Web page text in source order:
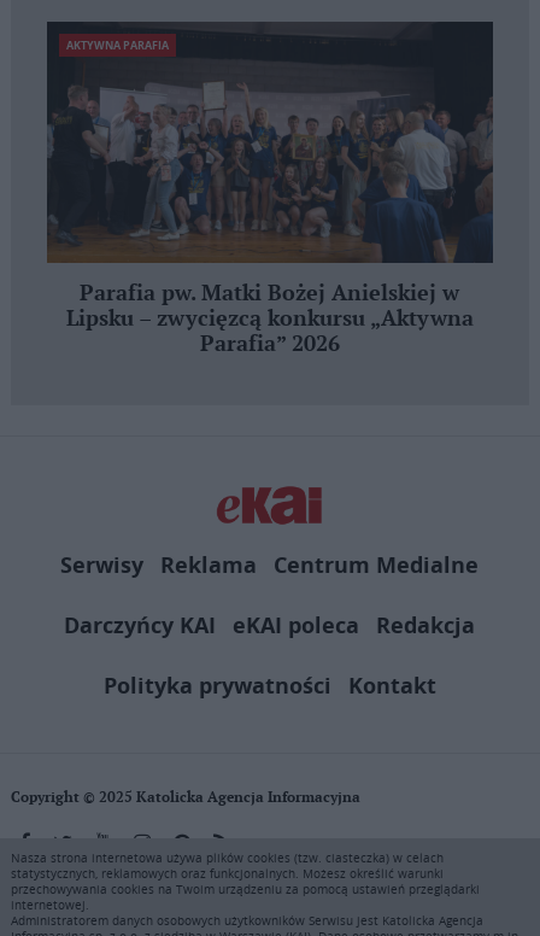
AKTYWNA PARAFIA
Parafia pw. Matki Bożej Anielskiej w
Lipsku – zwycięzcą konkursu „Aktywna
Parafia” 2026
Serwisy Reklama
Centrum Medialne
Darczyńcy KAI
eKAI poleca
Redakcja
Polityka prywatności
Kontakt
Copyright © 2025 Katolicka Agencja Informacyjna
KAI zastrzega wszelkie prawa do serwisu. Użytkownicy mogą pobierać
i drukować fragmenty zawartości serwisu internetowego www.ekai.pl
wyłącznie do użytku osobistego. Publikacja, rozpowszechnianie
Nasza strona internetowa używa plików cookies (tzw. ciasteczka) w celach
statystycznych, reklamowych oraz funkcjonalnych. Możesz określić warunki
przechowywania cookies na Twoim urządzeniu za pomocą ustawień przeglądarki
internetowej.
Administratorem danych osobowych użytkowników Serwisu jest Katolicka Agencja